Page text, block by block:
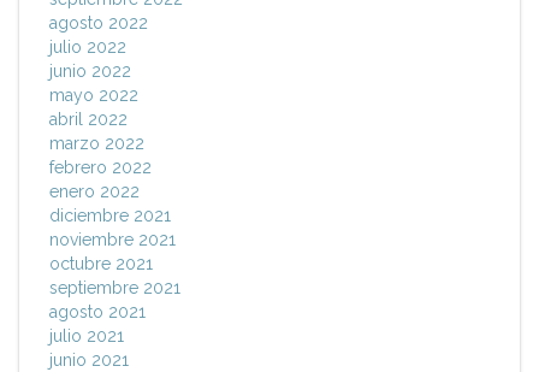
agosto 2022
julio 2022
junio 2022
mayo 2022
abril 2022
marzo 2022
febrero 2022
enero 2022
diciembre 2021
noviembre 2021
octubre 2021
septiembre 2021
agosto 2021
julio 2021
junio 2021